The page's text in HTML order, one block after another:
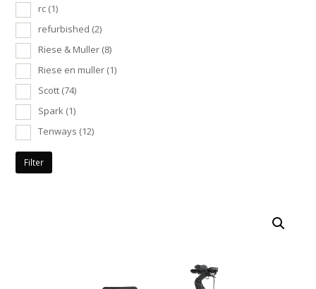
rc (1)
refurbished (2)
Riese & Muller (8)
Riese en muller (1)
Scott (74)
Spark (1)
Tenways (12)
Filter